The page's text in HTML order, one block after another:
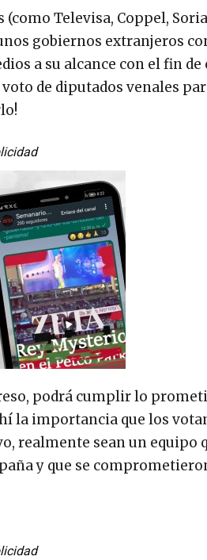
Televisa, Coppel,
gobiernos extranjeros
a su alcance con el fin
de diputados venales
podrá cumplir lo
la importancia que los
realmente sean un equipo
y que se